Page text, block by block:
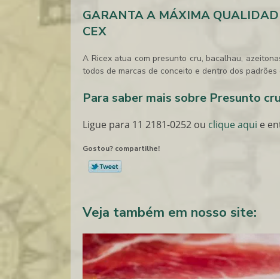
GARANTA A MÁXIMA
CEX
A Ricex atua com presunto cru, bacalhau,
todos de marcas de conceito e dentro dos
Para saber mais sobre Presunto
Ligue para 11 2181-0252 ou clique aqui e
Gostou? compartilhe!
Veja também em nosso site: